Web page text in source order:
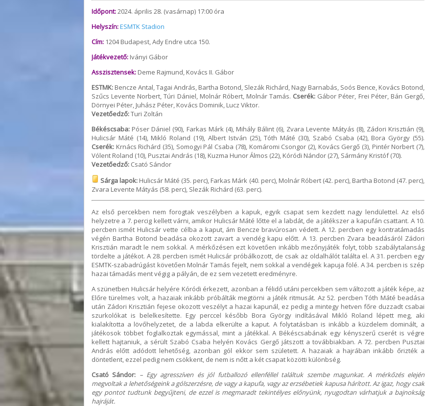
Időpont:2024. április 28. (vasárnap) 17:00 óra
Helyszín:ESMTK Stadion
Cím: 1204 Budapest, Ady Endre utca 150.
Játékvezető: Iványi Gábor
Asszisztensek: Deme Rajmund, Kovács II. Gábor
ESTMK: Bencze Antal, Tagai András, Bartha Botond, Slezák Richárd, Nagy Barnabás, Soós Bence, Kovács Botond,
Szűcs Levente Norbert, Túri Dániel, Molnár Róbert, Molnár Tamás. Cserék: Gábor Péter, Frei Péter, Bán Gergő,
Dörnyei Péter, Juhász Péter, Kovács Dominik, Lucz Viktor.
Vezetőedző:Turi Zoltán
Békéscsaba: Póser Dániel (90), Farkas Márk (4), Mihály Bálint (6), Zvara Levente Mátyás (8), Zádori Krisztián (9),
Hulicsár Máté (14), Mikló Roland (19), Albert István (25), Tóth Máté (30), Szabó Csaba (42), Bora György (55).
Cserék: Krnács Richárd (35), Somogyi Pál Csaba (78), Komáromi Csongor (2), Kovács Gergő (3), Pintér Norbert (7),
Vólent Roland (10), Pusztai András (18), Kuzma Hunor Álmos (22), Kóródi Nándor (27), Sármány Kristóf (70).
Vezetőedző: Csató Sándor
Sárga lapok: Hulicsár Máté (35. perc), Farkas Márk (40. perc), Molnár Róbert (42. perc), Bartha Botond (47. perc),
Zvara Levente Mátyás (58. perc), Slezák Richárd (63. perc).
Az első percekben nem forogtak veszélyben a kapuk, egyik csapat sem kezdett nagy lendülettel. Az első
helyzetre a 7. percig kellett várni, amikor Hulicsár Máté lőtte el a labdát, de a játékszer a kapufán csattant. A 10.
percben ismét Hulicsár vette célba a kaput, ám Bencze bravúrosan védett. A 12. percben egy kontratámadás
végén Bartha Botond beadása okozott zavart a vendég kapu előtt. A 13. percben Zvara beadásáról Zádori
Krisztián maradt le nem sokkal. A mérkőzésen ezt követően inkább mezőnyjáték folyt, több szabálytalanság
tördelte a játékot. A 28. percben ismét Hulicsár próbálkozott, de csak az oldalhálót találta el. A 31. percben egy
ESMTK-szabadrúgást követően Molnár Tamás fejelt, nem sokkal a vendégek kapuja fölé. A 34. percben is szép
hazai támadás ment végig a pályán, de ez sem vezetett eredményre.
A szünetben Hulicsár helyére Kóródi érkezett, azonban a félidő utáni percekben sem változott a játék képe, az
Előre türelmes volt, a hazaiak inkább próbálták megtörni a játék ritmusát. Az 52. percben Tóth Máté beadása
után Zádori Krisztián fejese okozott veszélyt a hazai kapunál, ez pedig a mintegy hetven főre duzzadt csabai
szurkolókat is belelkesítette. Egy perccel később Bora György indításával Mikló Roland lépett meg, aki
kialakította a lövőhelyzetet, de a labda elkerülte a kaput. A folytatásban is inkább a küzdelem dominált, a
játékosok többet foglalkoztak egymással, mint a játékkal. A Békéscsabának egy kényszerű cserét is végre
kellett hajtaniuk, a sérült Szabó Csaba helyén Kovács Gergő játszott a továbbiakban. A 72. percben Pusztai
András előtt adódott lehetőség, azonban gól ekkor sem született. A hazaiak a hajrában inkább őrizték a
döntetlent, ezzel pedig nem csökkent, de nem is nőtt a két csapat közötti különbség.
Csató Sándor: – Egy agresszíven és jól futballozó ellenféllel találtuk szembe magunkat. A mérkőzés elején
megvoltak a lehetőségeink a gólszerzésre, de vagy a kapufa, vagy az erzsébetiek kapusa hárított. Az igaz, hogy csak
egy pontot tudtunk begyűjteni, de ezzel is megmaradt tekintélyes előnyünk, nyugodtan várhatjuk a bajnokság
hajráját.